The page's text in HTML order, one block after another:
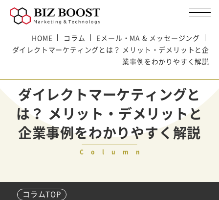
HOME コラム
Eメール・MA & メッセージング
ダイレクトマーケティングとは？ メリット・デメリットと企
業事例をわかりやすく解説
ダイレクトマーケティングと
は？ メリット・デメリットと
企業事例をわかりやすく解説
Column
コラムTOP